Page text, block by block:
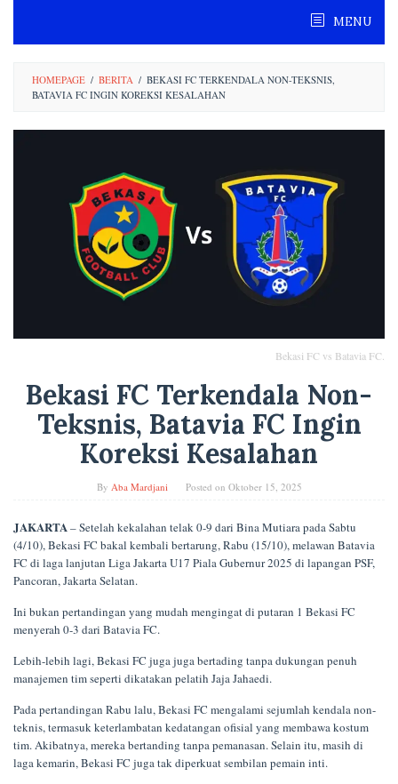
content
MENU
HOMEPAGE / BERITA / BEKASI FC TERKENDALA NON-TEKSNIS,
BATAVIA FC INGIN KOREKSI KESALAHAN
Bekasi FC vs Batavia FC.
Bekasi FC Terkendala Non-
Teksnis, Batavia FC Ingin
Koreksi Kesalahan
By Aba Mardjani Posted on Oktober 15, 2025
JAKARTA – Setelah kekalahan telak 0-9 dari Bina Mutiara pada Sabtu
(4/10), Bekasi FC bakal kembali bertarung, Rabu (15/10), melawan Batavia
FC di laga lanjutan Liga Jakarta U17 Piala Gubernur 2025 di lapangan PSF,
Pancoran, Jakarta Selatan.
Ini bukan pertandingan yang mudah mengingat di putaran 1 Bekasi FC
menyerah 0-3 dari Batavia FC.
Lebih-lebih lagi, Bekasi FC juga juga bertading tanpa dukungan penuh
manajemen tim seperti dikatakan pelatih Jaja Jahaedi.
Pada pertandingan Rabu lalu, Bekasi FC mengalami sejumlah kendala non-
teknis, termasuk keterlambatan kedatangan ofisial yang membawa kostum
tim. Akibatnya, mereka bertanding tanpa pemanasan. Selain itu, masih di
laga kemarin, Bekasi FC juga tak diperkuat sembilan pemain inti.